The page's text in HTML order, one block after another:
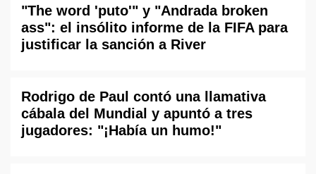
"The word 'puto'" y "Andrada broken
ass": el insólito informe de la FIFA para
justificar la sanción a River
Rodrigo de Paul contó una llamativa
cábala del Mundial y apuntó a tres
jugadores: "¡Había un humo!"